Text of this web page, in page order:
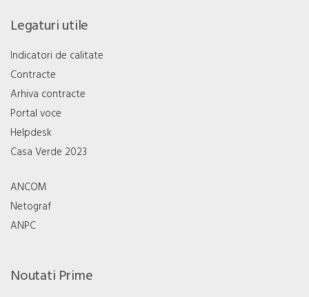
Legaturi utile
Indicatori de calitate
Contracte
Arhiva contracte
Portal voce
Helpdesk
Casa Verde 2023
ANCOM
Netograf
ANPC
Noutati Prime